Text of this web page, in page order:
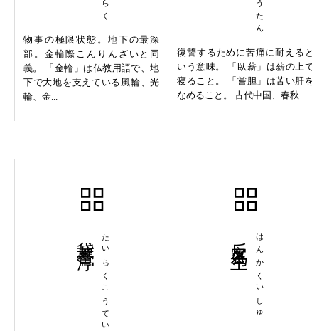
物事の極限状態。地下の最深
部。金輪際こんりんざいと同
義。 「金輪」は仏教用語で、地
下で大地を支えている風輪、光
輪、金...
復讐するために苦痛に耐えると
いう意味。 「臥薪」は薪の上
寝ること。 「嘗胆」は苦い肝
なめること。 古代中国、春秋...
たいちくこうてい はんかくいしゅ